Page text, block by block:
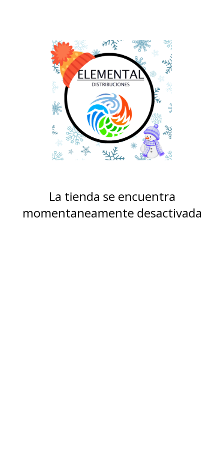
La tienda se encuentra
momentaneamente desactivada